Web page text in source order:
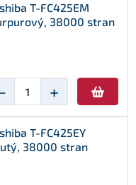
T-FC425EM
38000 stran
+
T-FC425EY
38000 stran